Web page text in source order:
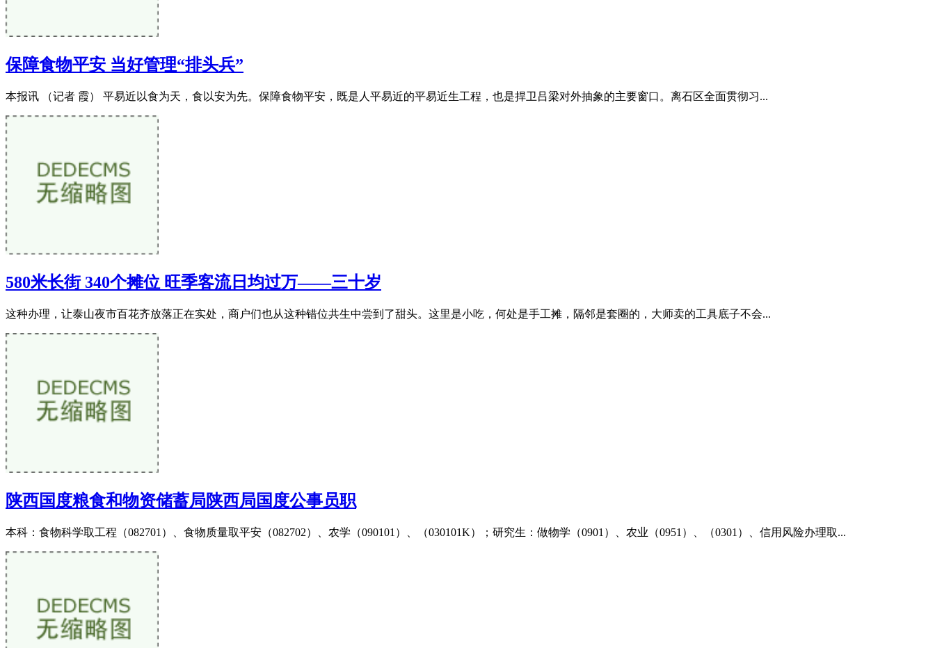
保障食物平安 当好管理“排头兵”
本报讯 （记者 霞） 平易近以食为天，食以安为先。保障食物平安，既是人平易近的平易近生工程，也是捍卫吕梁对外抽象的主要窗口。离石区全面贯彻习...
580米长街 340个摊位 旺季客流日均过万——三十岁
这种办理，让泰山夜市百花齐放落正在实处，商户们也从这种错位共生中尝到了甜头。这里是小吃，何处是手工摊，隔邻是套圈的，大师卖的工具底子不会...
陕西国度粮食和物资储蓄局陕西局国度公事员职
本科：食物科学取工程（082701）、食物质量取平安（082702）、农学（090101）、（030101K）；研究生：做物学（0901）、农业（0951）、（0301）、信用风险办理取...